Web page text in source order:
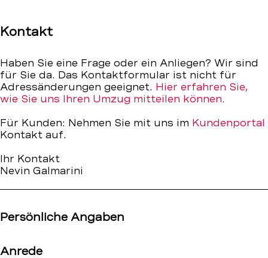
–
BEKB
Kontakt
Haben Sie eine Frage oder ein Anliegen? Wir sind
für Sie da. Das Kontaktformular ist nicht für
Adressänderungen geeignet. Hier erfahren Sie,
wie Sie uns Ihren Umzug mitteilen können.
Für Kunden: Nehmen Sie mit uns im Kundenportal
Kontakt auf.
Ihr Kontakt
Nevin Galmarini
Persönliche Angaben
Anrede